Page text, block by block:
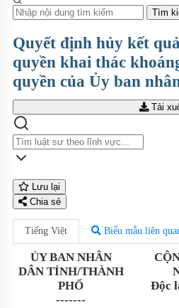
Tìm
Quyết định hủy kết
quyền khai thác
quyền của Ủy ban
Tải
Lưu lại
Chia sẻ
Tiếng Việt Biểu mẫu liên
ỦY BAN NHÂN
DÂN TỈNH/THÀNH
PHỐ
-------
Độc